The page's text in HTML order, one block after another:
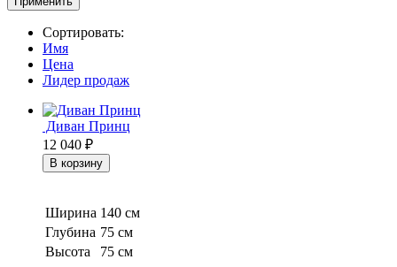
Сортировать:
Имя
Цена
Лидер продаж
Диван Принц
12 040 ₽
Ширина 140 см
Глубина 75 см
Высота
75 см